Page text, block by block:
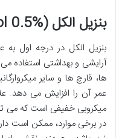
بنزیل الکل (Benzyl Alcohol 0.5%)
بنزیل الکل در درجه اول به
آرایشی و بهداشتی استفاده
ها، قارچ ها و سایر
عمر آن را افزایش می دهد.
میکروبی خفیفی است که می
در برخی موارد، ممکن است